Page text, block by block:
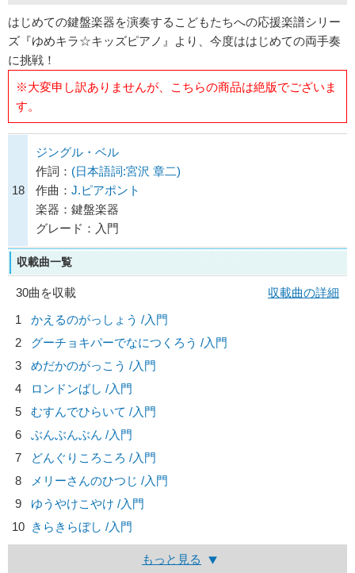
はじめての鍵盤楽器を演奏するこどもたちへの応援楽譜シリー
ズ『ゆめキラ☆キッズピアノ』より、今度ははじめての両手奏
に挑戦！
※大変申し訳ありませんが、こちらの商品は絶版でございま
す。
18
ジングル・ベル
作詞： (日本語詞:宮沢 章二)
作曲： J.ピアポント
楽器：鍵盤楽器
グレード：入門
収載曲一覧
30曲を収載
収載曲の詳細
1
かえるのがっしょう /入門
2
グーチョキパーでなにつくろう /入門
3
めだかのがっこう /入門
4
ロンドンばし /入門
5
むすんでひらいて /入門
6
ぶんぶんぶん /入門
7
どんぐりころころ /入門
8
メリーさんのひつじ /入門
9
ゆうやけこやけ /入門
10 きらきらぼし /入門
もっと見る